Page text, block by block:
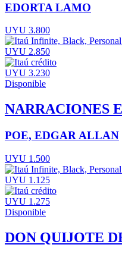
EDORTA LAMO
UYU 3.800
UYU 2.850
UYU 3.230
Disponible
NARRACIONES
POE, EDGAR ALLAN
UYU 1.500
UYU 1.125
UYU 1.275
Disponible
DON QUIJOTE